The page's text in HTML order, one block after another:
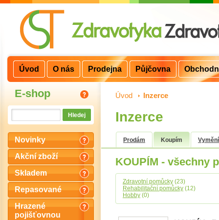
E-shop
Novinky
Akční zboží
Skladem
Repasované
Hrazené
pojišťovnou
Úvod > Inzerce
Inzerce
Prodám Koupím
KOUPÍM - všechny
Zdravotní pomůcky (23)
Rehabilitační pomůcky (12)
Hobby (0)
Úvod O nás Prodejna Půjčovna